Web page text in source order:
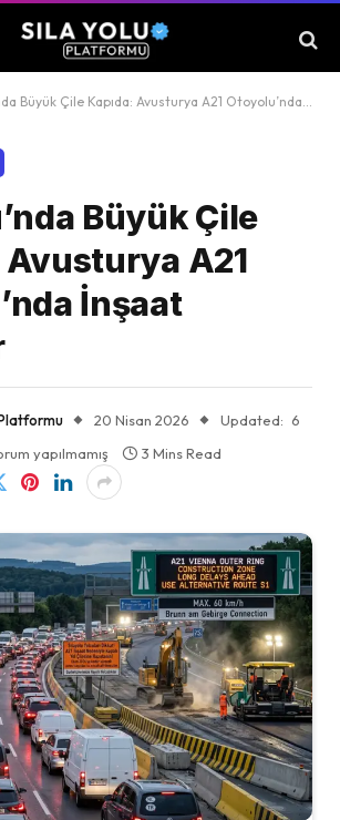
Büyük Çile Kapıda: Avusturya A21 Otoyolu’nda İnşaat Başlıyor
Büyük Çile
Avusturya A21
İnşaat
20 Nisan 2026 Updated: 6
yapılmamış
3 Mins Read